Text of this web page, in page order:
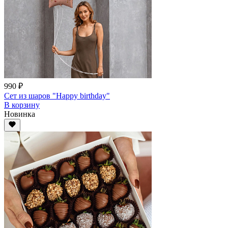
990 ₽
Сет из шаров "Happy birthday"
В корзину
Новинка